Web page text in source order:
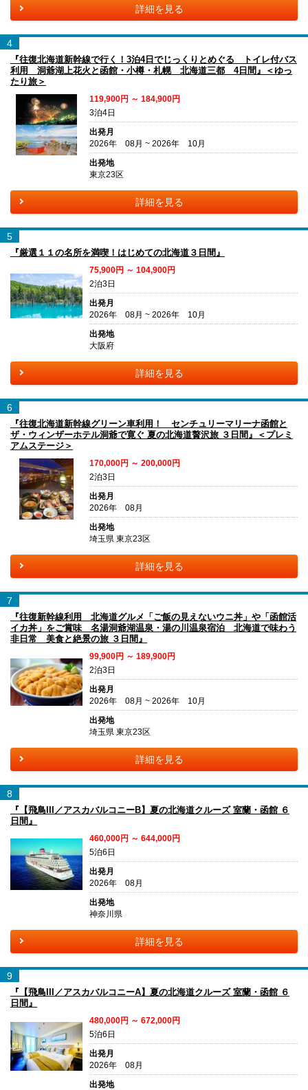
詳細を見る
4
『往復北海道新幹線で行く！3泊4日でじっくりとめぐる トイレ付バス
利用 洞爺湖上花火と函館・小樽・札幌 北海道三都 4日間』＜ゆっ
たり旅＞
119,900円 ～ 184,900円
3泊4日
出発月
2026年 08月 ~ 2026年 10月
出発地
東京23区
詳細を見る
5
『厳選１１の名所を満喫！はじめての北海道３日間』
75,900円 ～ 104,900円
2泊3日
出発月
2026年 08月 ~ 2026年 10月
出発地
大阪府
詳細を見る
6
『往復北海道新幹線グリーン車利用！ センチュリーマリーナ函館と
ザ・ウィンザーホテル洞爺で寛ぐ 夏の北海道贅沢旅 ３日間』＜プレミ
アムステージ＞
170,000円 ～ 200,000円
2泊3日
出発月
2026年 08月
出発地
埼玉県 東京23区
詳細を見る
7
『往復新幹線利用 北海道グルメ「ご飯の見えないウニ丼」や「函館活
イカ丼」をご賞味 名湯洞爺湖温泉・湯の川温泉宿泊 北海道で味わう
非日常 美食と絶景の旅 ３日間』
99,900円 ～ 189,900円
2泊3日
出発月
2026年 08月 ~ 2026年 10月
出発地
埼玉県 東京23区
詳細を見る
8
『【飛鳥III／アスカバルコニーB】夏の北海道クルーズ 室蘭・函館 ６
日間』
460,000円 ～ 644,000円
5泊6日
出発月
2026年 08月
出発地
神奈川県
詳細を見る
9
『【飛鳥III／アスカバルコニーA】夏の北海道クルーズ 室蘭・函館 ６
日間』
480,000円 ～ 672,000円
5泊6日
出発月
2026年 08月
出発地